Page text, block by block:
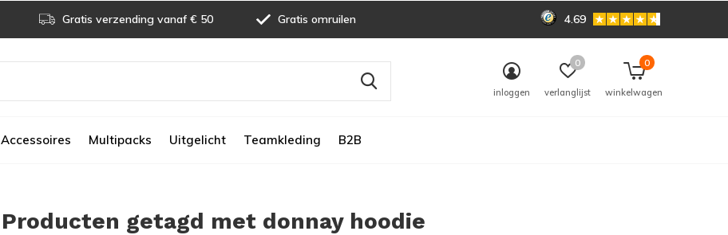
Accessoires Multipacks Uitgelicht Teamkleding B2B
inloggen verlanglijst
0
winkelwagen
0
Gratis verzending vanaf € 50 Gratis omruilen 4.69
Producten getagd met donnay hoodie